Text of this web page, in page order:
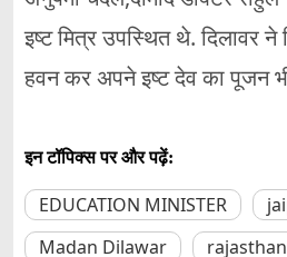
इष्ट मित्र उपस्थित थे. दिलावर
हवन कर अपने इष्ट देव का पूजन
इन टॉपिक्स पर और पढ़ें:
EDUCATION MINISTER
Madan Dilawar
rajasthan